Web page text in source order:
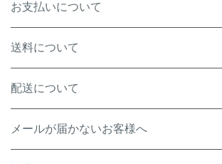
お支払いについて
送料について
配送について
メールが届かないお客様へ